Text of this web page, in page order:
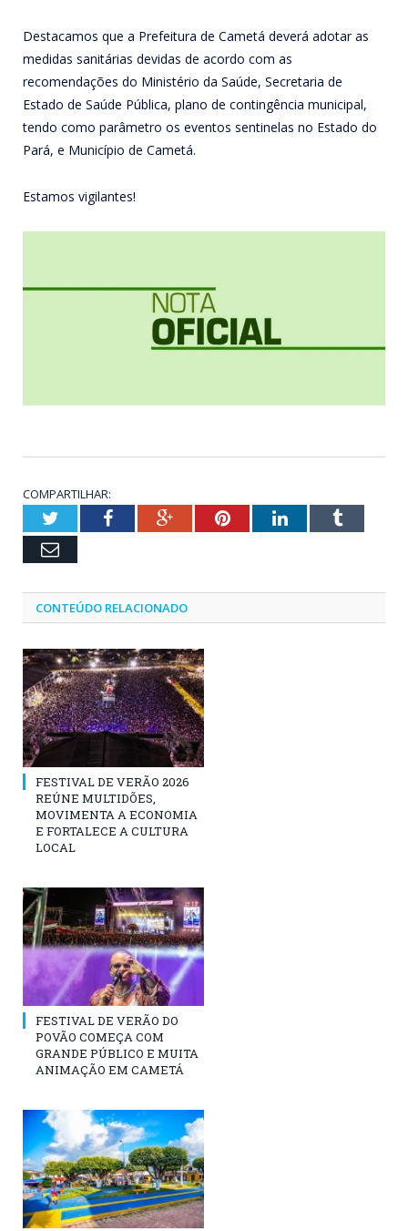
Destacamos que a Prefeitura de Cametá deverá adotar as
medidas sanitárias devidas de acordo com as
recomendações do Ministério da Saúde, Secretaria de
Estado de Saúde Pública, plano de contingência municipal,
tendo como parâmetro os eventos sentinelas no Estado do
Pará, e Município de Cametá.
Estamos vigilantes!
COMPARTILHAR:
TwitterFacebookGoogle+PinterestLinkedInTumblr
Email
CONTEÚDO RELACIONADO
FESTIVAL DE VERÃO 2026
REÚNE MULTIDÕES,
MOVIMENTA A ECONOMIA
E FORTALECE A CULTURA
LOCAL
FESTIVAL DE VERÃO DO
POVÃO COMEÇA COM
GRANDE PÚBLICO E MUITA
ANIMAÇÃO EM CAMETÁ